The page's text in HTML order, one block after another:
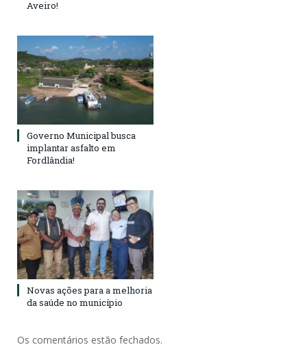
Aveiro!
Governo Municipal busca
implantar asfalto em
Fordlândia!
Novas ações para a melhoria
da saúde no município
Os comentários estão fechados.